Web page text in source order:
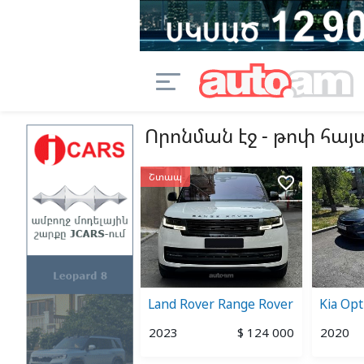
Որոնման էջ - թոփ
Cayenne
$ 25 500
Շտապ
Land Rover Range Rover
2023 $ 124 000
favorite_border
Kia
2020